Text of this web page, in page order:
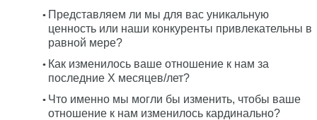
Представляем ли мы для вас уникальную
ценность или наши конкуренты привлекательны в
равной мере?
Как изменилось ваше отношение к нам за
последние X месяцев/лет?
Что именно мы могли бы изменить, чтобы ваше
отношение к нам изменилось кардинально?